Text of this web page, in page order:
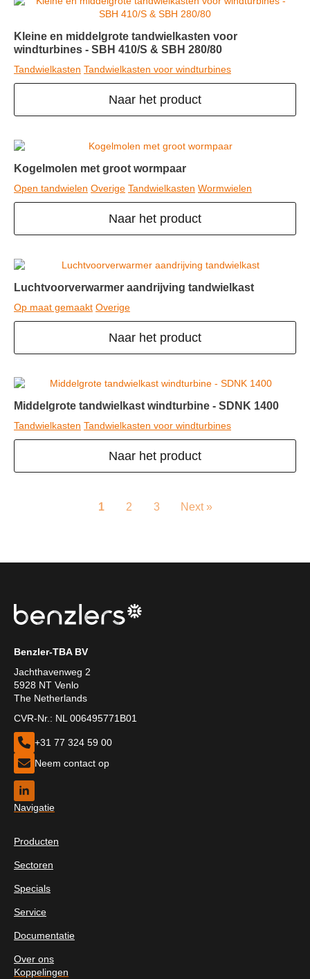
Kleine en middelgrote tandwielkasten voor
windturbines - SBH 410/S & SBH 280/80
Tandwielkasten Tandwielkasten voor windturbines
Naar het product
Kogelmolen met groot wormpaar
Open tandwielen Overige Tandwielkasten Wormwielen
Naar het product
Luchtvoorverwarmer aandrijving tandwielkast
Op maat gemaakt Overige
Naar het product
Middelgrote tandwielkast windturbine - SDNK 1400
Tandwielkasten Tandwielkasten voor windturbines
Naar het product
1 2 3 Next »
Benzler-TBA BV
Jachthavenweg 2
5928 NT Venlo
The Netherlands
CVR-Nr.: NL 006495771B01
+31 77 324 59 00
Neem contact op
Navigatie
Producten
Sectoren
Specials
Service
Documentatie
Over ons
Koppelingen